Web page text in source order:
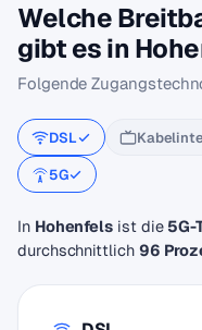
Welche
gibt es in
Folgende
DSL
5G
In Hohenfels ist die 5G-
durchschnittlich 96